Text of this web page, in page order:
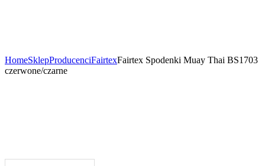
HomeSklepProducenciFairtexFairtex Spodenki Muay Thai BS1703
czerwone/czarne